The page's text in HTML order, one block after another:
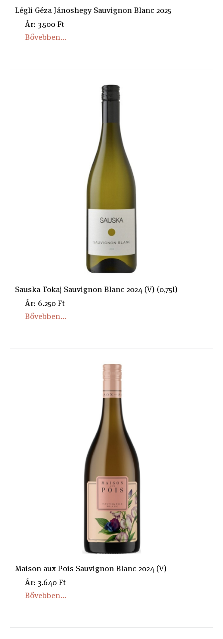
Légli Géza Jánoshegy Sauvignon Blanc 2025
Ár: 3.500 Ft
Bővebben...
Sauska Tokaj Sauvignon Blanc 2024 (V) (0,75l)
Ár: 6.250 Ft
Bővebben...
Maison aux Pois Sauvignon Blanc 2024 (V)
Ár: 3.640 Ft
Bővebben...